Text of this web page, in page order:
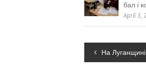
бал і
April 3,